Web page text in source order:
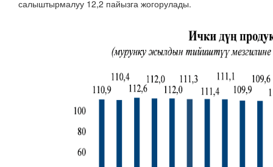
салыштырмалуу 12,2 пайызга жогорулады.